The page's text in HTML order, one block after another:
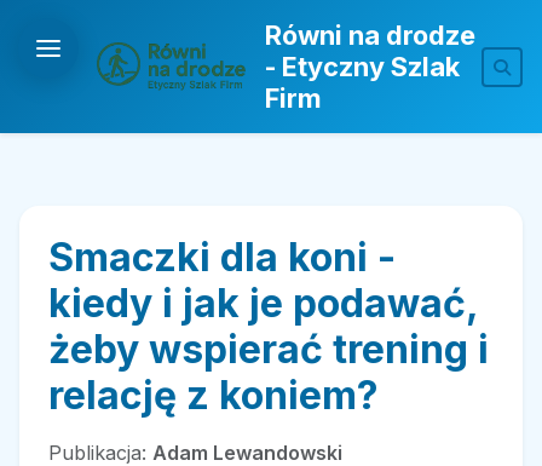
Równi na drodze
- Etyczny Szlak
Firm
Smaczki dla koni -
kiedy i jak je podawać,
żeby wspierać trening i
relację z koniem?
Publikacja: Adam Lewandowski